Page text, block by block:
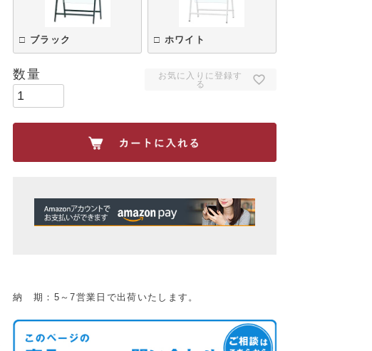
□ ブラック □ ホワイト
お気に入りに登録す
る
納 期：5～7営業日で出荷いたします。